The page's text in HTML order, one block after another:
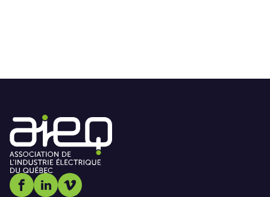
Social media link icon-facebook
Social media link icon-linkedin
Social media link icon-vimeo